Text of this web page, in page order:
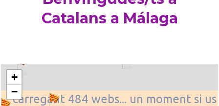
Catalans a Málaga
... carregant 484 webs... un moment si us
+
−